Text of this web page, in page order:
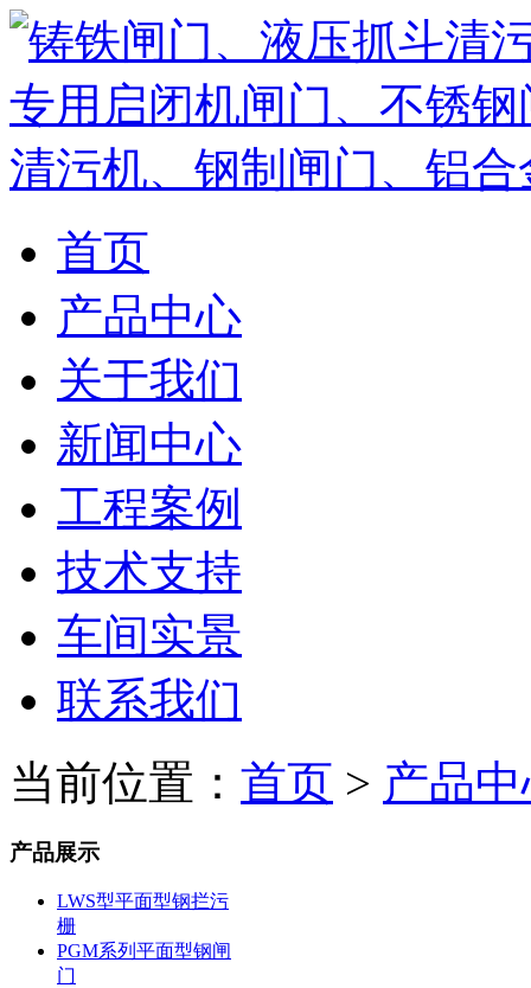
首页
产品中心
关于我们
新闻中心
工程案例
技术支持
车间实景
联系我们
当前位置： 首页 > 产品
产品展示
LWS型平面型钢拦污
栅
PGM系列平面型钢闸
门